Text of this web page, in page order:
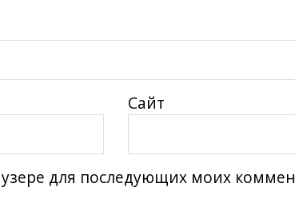
Сайт
для последующих моих